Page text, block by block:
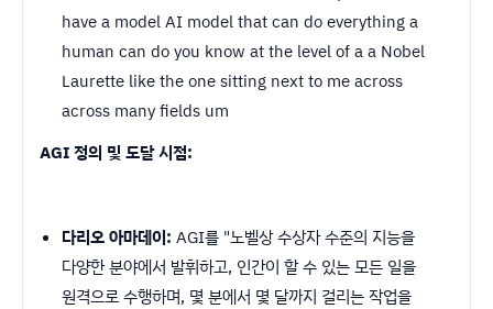
have a model AI model that can do everything a
human can do you know at the level of a a Nobel
Laurette like the one sitting next to me across
across many fields um
AGI 정의 및 도달 시점:
다리오 아마데이: AGI를 "노벨상 수상자 수준의 지능을
다양한 분야에서 발휘하고, 인간이 할 수 있는 모든 일을
원격으로 수행하며, 몇 분에서 몇 달까지 걸리는 작업을